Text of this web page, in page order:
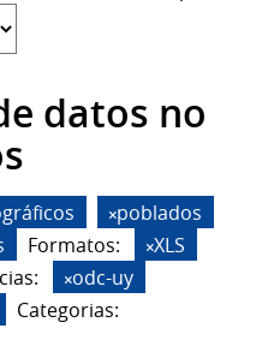
datos no
poblados
Formatos:
XLS
odc-uy
Categorias: